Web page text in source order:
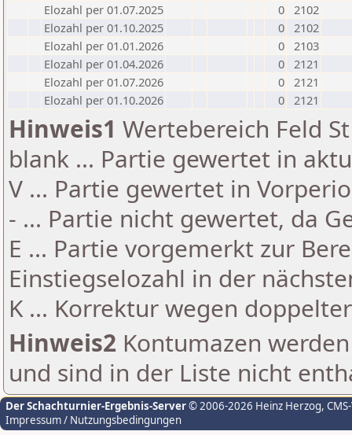
Elozahl per 01.07.2025
0 2102
Elozahl per 01.10.2025
0 2102
Elozahl per 01.01.2026
0 2103
Elozahl per 01.04.2026
0 2121
Elozahl per 01.07.2026
0 2121
Elozahl per 01.10.2026
0 2121
Hinweis1 Wertebereich Feld
blank ... Partie gewertet in
V ... Partie gewertet in
- ... Partie nicht gewertet, da
E ... Partie vorgemerkt zur
Einstiegselozahl in der
K ... Korrektur wegen
Hinweis2 Kontumazen
und sind in der Liste nicht
Der Schachturnier-Ergebnis-Server© 2006-2026 Heinz Herzog,
Impressum / Nutzungsbedingungen